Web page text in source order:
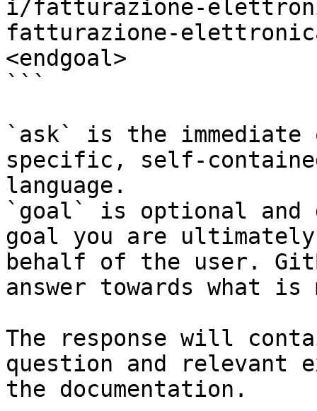
i/fatturazione-
fatturazione-
<endgoal>
```
`ask` is the
specific, self-
language.
`goal` is optional and
goal you are
behalf of the user.
answer towards what
The response will
question and relevant
the documentation.